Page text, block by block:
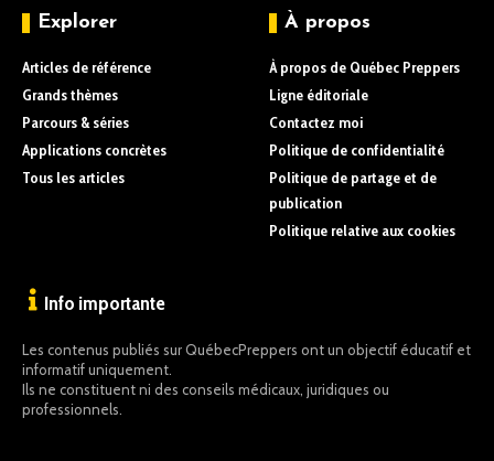
Explorer
Articles de référence
Grands thèmes
Parcours & séries
Applications concrètes
Tous les articles
À propos
À propos de Québec Preppers
Ligne éditoriale
Contactez moi
Politique de confidentialité
Politique de partage et de
publication
Politique relative aux cookies
Info importante
Les contenus publiés sur QuébecPreppers ont un objectif éducatif et
informatif uniquement.
Ils ne constituent ni des conseils médicaux, juridiques ou
professionnels.